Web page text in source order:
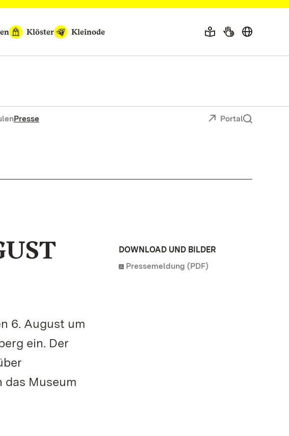
Klöster Kleinode
Presse Portal
6. August um
ein. Der
Museum
DOWNLOAD UND BILDER
Pressemeldung (PDF)